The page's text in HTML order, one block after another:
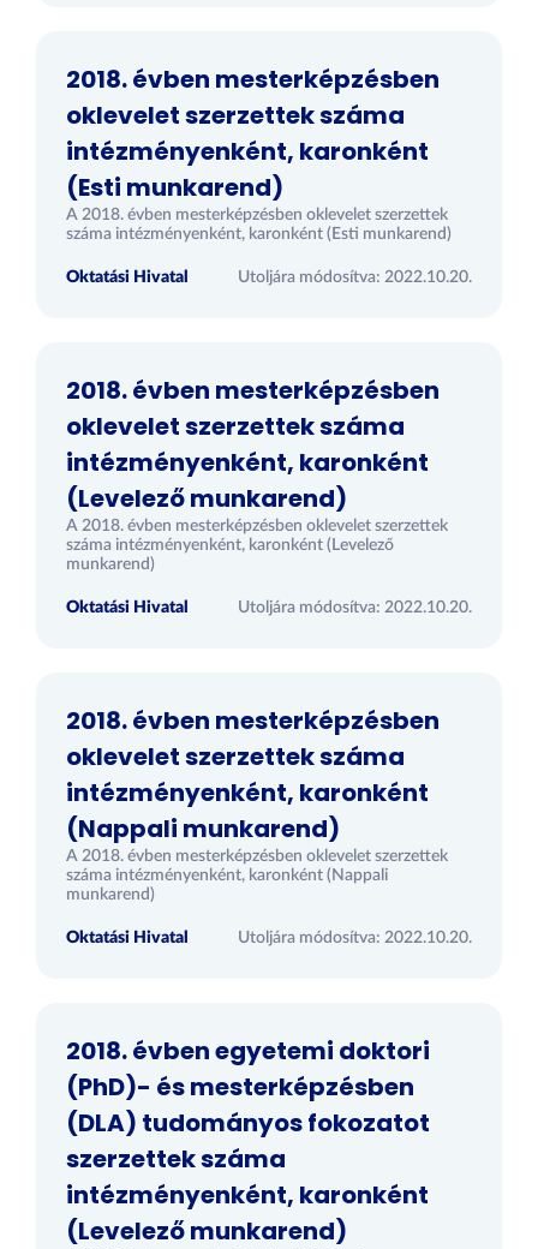
2018. évben mesterképzésben
oklevelet szerzettek száma
intézményenként, karonként
(Esti munkarend)
A 2018. évben mesterképzésben oklevelet szerzettek
száma intézményenként, karonként (Esti munkarend)
Oktatási Hivatal Utoljára módosítva: 2022.10.20.
2018. évben mesterképzésben
oklevelet szerzettek száma
intézményenként, karonként
(Levelező munkarend)
A 2018. évben mesterképzésben oklevelet szerzettek
száma intézményenként, karonként (Levelező
munkarend)
Oktatási Hivatal Utoljára módosítva: 2022.10.20.
2018. évben mesterképzésben
oklevelet szerzettek száma
intézményenként, karonként
(Nappali munkarend)
A 2018. évben mesterképzésben oklevelet szerzettek
száma intézményenként, karonként (Nappali
munkarend)
Oktatási Hivatal Utoljára módosítva: 2022.10.20.
2018. évben egyetemi doktori
(PhD)- és mesterképzésben
(DLA) tudományos fokozatot
szerzettek száma
intézményenként, karonként
(Levelező munkarend)